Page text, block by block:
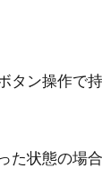
タン操作で
た状態の場